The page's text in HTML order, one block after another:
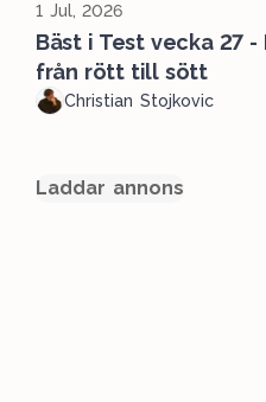
1 Jul, 2026
Bäst i Test vecka 27 -
från rött till sött
Christian Stojkovic
Laddar annons